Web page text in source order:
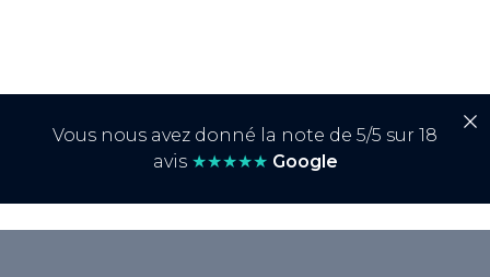
Vous nous avez donné la note de 5/5 sur 18
avis ★★★★★ Google